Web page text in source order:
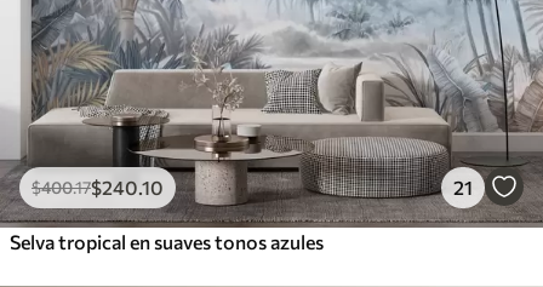
$400.17$240 .10 21
Selva tropical en suaves tonos azules